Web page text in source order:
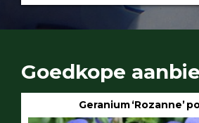
Goedkope
Geranium ‘Rozanne’